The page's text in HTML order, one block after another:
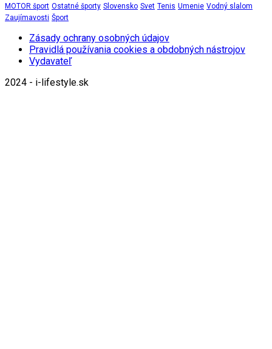
MOTOR šport Ostatné športy Slovensko Svet Tenis Umenie Vodný slalom
Zaujímavosti Šport
Zásady ochrany osobných údajov
Pravidlá používania cookies a obdobných nástrojov
Vydavateľ
2024 - i-lifestyle.sk